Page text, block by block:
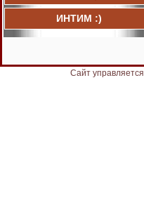
ИНТИМ :)
Сайт управляется